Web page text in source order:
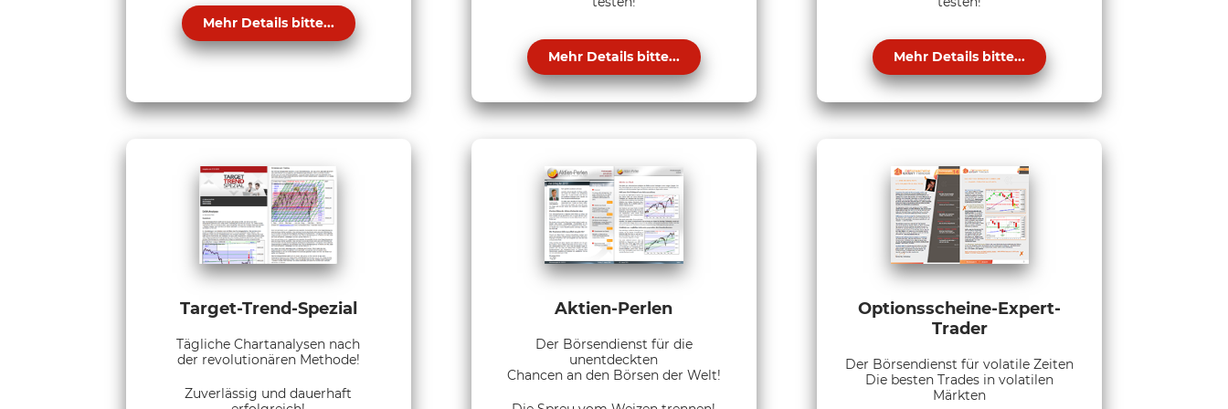
Mehr Details bitte...
Mehr Details bitte... Mehr Details bitte...
Target-Trend-Spezial
Tägliche Chartanalysen nach
der revolutionären Methode!
Zuverlässig und dauerhaft
Aktien-Perlen
Der Börsendienst für die
unentdeckten
Chancen an den Börsen der Welt!
Optionsscheine-Expert-
Trader
Der Börsendienst für volatile Zeiten
Die besten Trades in volatilen
Märkten